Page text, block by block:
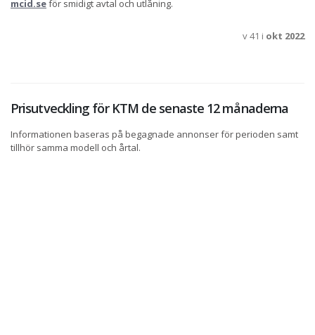
mcid.seför smidigt avtal och utlåning.
v 41 i okt 2022
Prisutveckling för KTM de senaste 12 månaderna
Informationen baseras på begagnade annonser för perioden samt
tillhör samma modell och årtal.